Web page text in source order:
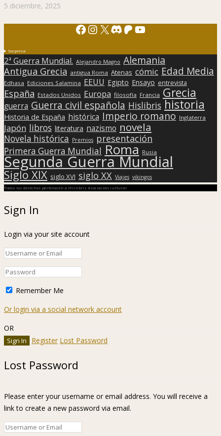
5 diciembre, 2025
Facebook
Instagram
X Discord
Patreon
YouTube
Sorpresa
2ª Guerra Mundial. Alejandro Magno Alemania
Antigua Grecia antigua Roma Atenas cómic Edad Media
Edhasa Ediciones Salamina EEUU Egipto Ensayo entrevista
España Estados Unidos Europa filosofía Francia Grecia
guerra Guerra civil española Hislibris historia
Historia de España histórica Imperio romano Inglaterra
Japón libros literatura nazismo novela
Novela histórica Premios presentación
Primera Guerra Mundial Roma Rusia
Segunda Guerra Mundial
Siglo XIX siglo XVI siglo XX Viajes vikingos
Todos los derechos pertenecen a Hislibris Asociación cultural
Sign In
Login via your site account
Remember Me
Or login via a social network account
OR
Register Lost Password
Lost Password
Please enter your username or email address. You will receive a
link to create a new password via email.